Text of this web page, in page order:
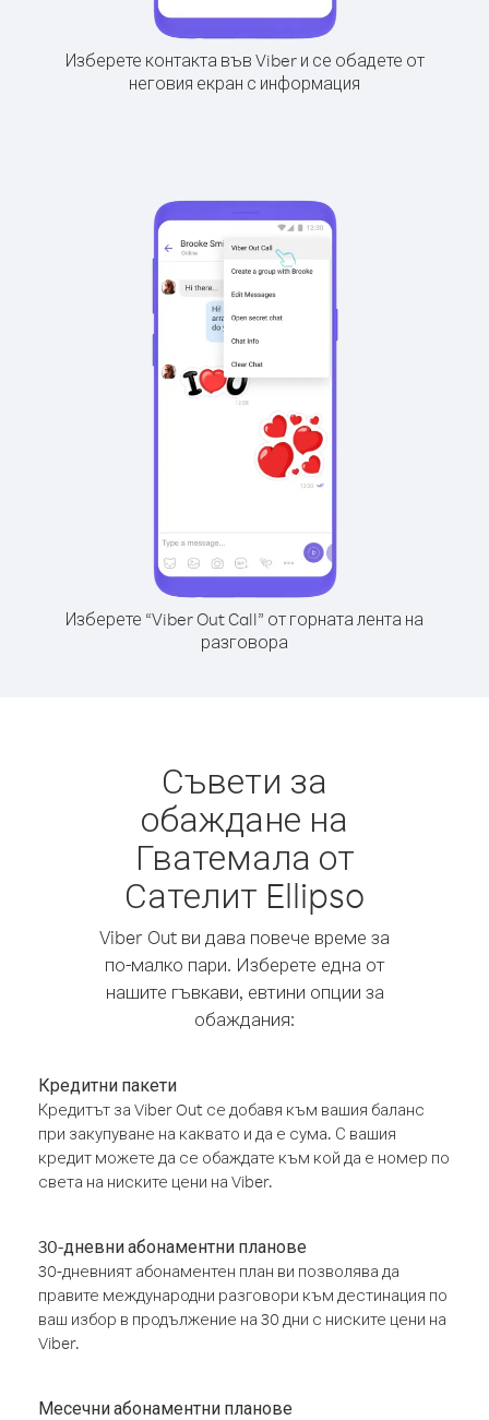
Изберете контакта във Viber и се обадете от
неговия екран с информация
Изберете “Viber Out Call” от горната лента на
разговора
Съвети за
обаждане на
Гватемала от
Сателит Ellipso
Viber Out ви дава повече време за
по-малко пари. Изберете една от
нашите гъвкави, евтини опции за
обаждания:
Кредитни пакети
Кредитът за Viber Out се добавя към вашия баланс
при закупуване на каквато и да е сума. С вашия
кредит можете да се обаждате към кой да е номер по
света на ниските цени на Viber.
30-дневни абонаментни планове
30-дневният абонаментен план ви позволява да
правите международни разговори към дестинация по
ваш избор в продължение на 30 дни с ниските цени на
Viber.
Месечни абонаментни планове